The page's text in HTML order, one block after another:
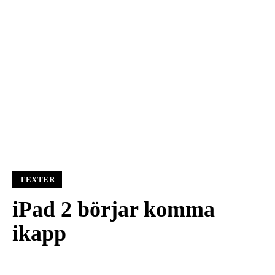
TEXTER
iPad 2 börjar komma
ikapp